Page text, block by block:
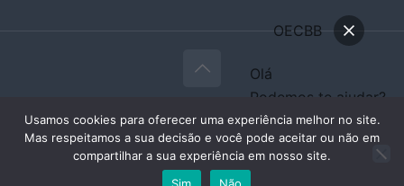
Desenvolvido por:Sales Publicidade
Área do Filiado
OECBB
Olá
Podemos te ajudar?
Conversar
Usamos cookies para oferecer uma experiência melhor no site.
Mas respeitamos a sua decisão e você pode aceitar ou não em
compartilhar a sua experiência em nosso site.
Sim
Não